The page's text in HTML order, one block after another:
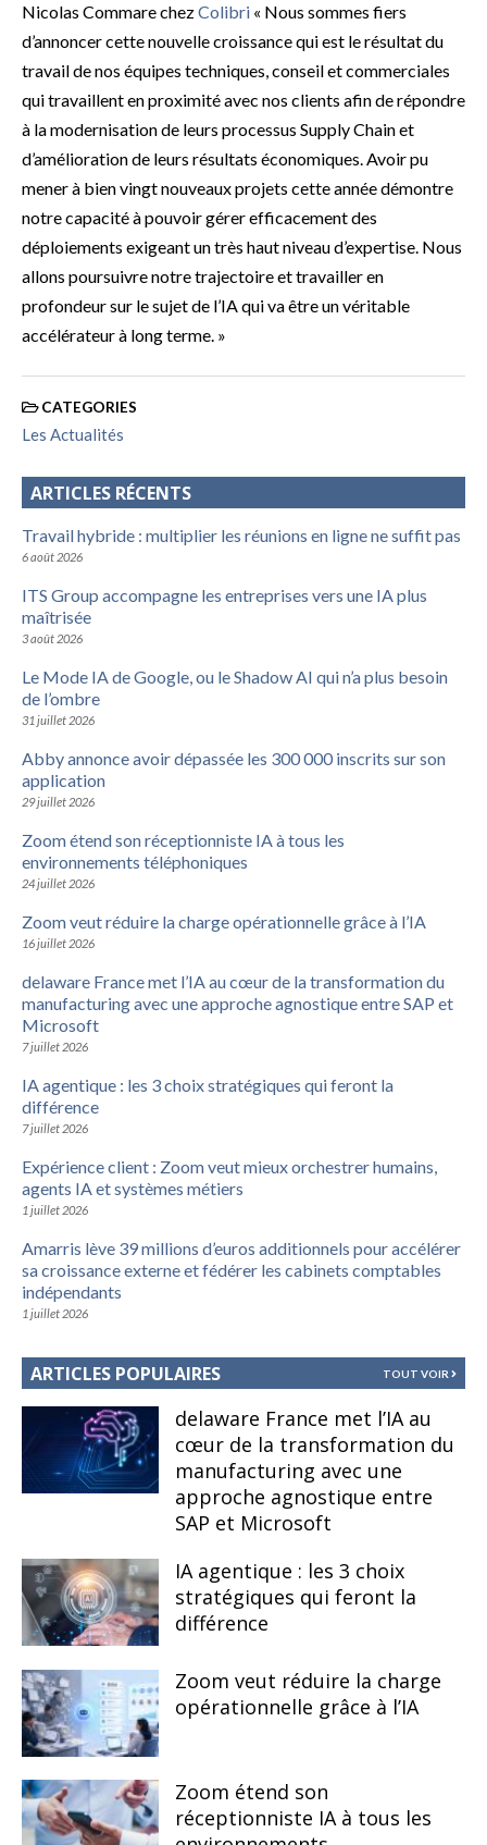
Nicolas Commare chezColibri « Nous sommes fiers
d’annoncer cette nouvelle croissance qui est le résultat du
travail de nos équipes techniques, conseil et commerciales
qui travaillent en proximité avec nos clients afin de répondre
à la modernisation de leurs processus Supply Chain et
d’amélioration de leurs résultats économiques. Avoir pu
mener à bien vingt nouveaux projets cette année démontre
notre capacité à pouvoir gérer efficacement des
déploiements exigeant un très haut niveau d’expertise. Nous
allons poursuivre notre trajectoire et travailler en
profondeur sur le sujet de l’IA qui va être un véritable
accélérateur à long terme. »
CATEGORIES
Les Actualités
ARTICLES RÉCENTS
Travail hybride : multiplier les réunions en ligne ne suffit pas
6 août 2026
ITS Group accompagne les entreprises vers une IA plus
maîtrisée
3 août 2026
Le Mode IA de Google, ou le Shadow AI qui n’a plus besoin
de l’ombre
31 juillet 2026
Abby annonce avoir dépassée les 300 000 inscrits sur son
application
29 juillet 2026
Zoom étend son réceptionniste IA à tous les
environnements téléphoniques
24 juillet 2026
Zoom veut réduire la charge opérationnelle grâce à l’IA
16 juillet 2026
delaware France met l’IA au cœur de la transformation du
manufacturing avec une approche agnostique entre SAP et
Microsoft
7 juillet 2026
IA agentique : les 3 choix stratégiques qui feront la
différence
7 juillet 2026
Expérience client : Zoom veut mieux orchestrer humains,
agents IA et systèmes métiers
1 juillet 2026
Amarris lève 39 millions d’euros additionnels pour accélérer
sa croissance externe et fédérer les cabinets comptables
indépendants
1 juillet 2026
ARTICLES POPULAIRES TOUT VOIR
delaware France met l’IA au
cœur de la transformation du
manufacturing avec une
approche agnostique entre
SAP et Microsoft
IA agentique : les 3 choix
stratégiques qui feront la
différence
Zoom veut réduire la charge
opérationnelle grâce à l’IA
Zoom étend son
réceptionniste IA à tous les